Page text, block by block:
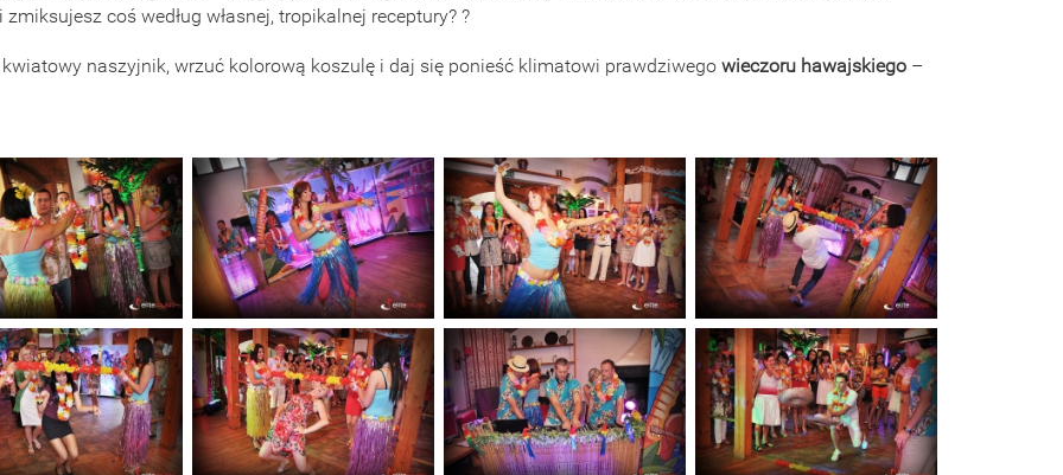
zmiksujesz coś według własnej, tropikalnej receptury? ?
kwiatowy naszyjnik, wrzuć kolorową koszulę i daj się ponieść klimatowi prawdziwego wieczoru hawajskiego–